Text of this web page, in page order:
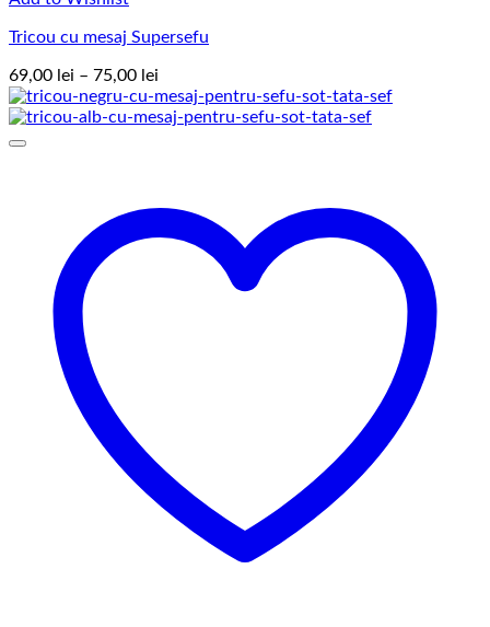
Tricou cu mesaj Supersefu
69,00 lei – 75,00 lei
de
prețuri: